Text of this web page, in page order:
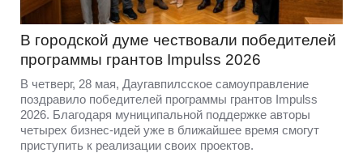
В городской думе чествовали победителей
программы грантов Impulss 2026
В четверг, 28 мая, Даугавпилсское самоуправление
поздравило победителей программы грантов Impulss
2026. Благодаря муниципальной поддержке авторы
четырех бизнес-идей уже в ближайшее время смогут
приступить к реализации своих проектов.